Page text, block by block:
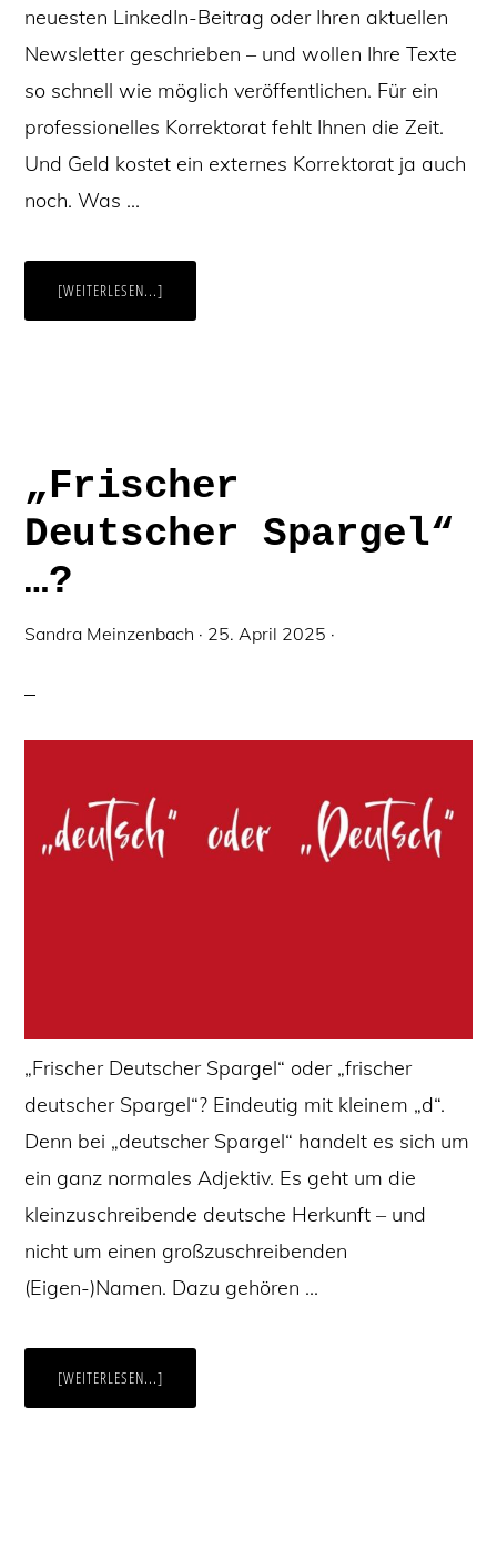
neuesten LinkedIn-Beitrag oder Ihren aktuellen
Newsletter geschrieben – und wollen Ihre Texte
so schnell wie möglich veröffentlichen. Für ein
professionelles Korrektorat fehlt Ihnen die Zeit.
Und Geld kostet ein externes Korrektorat ja auch
noch. Was …
[WEITERLESEN...]
KORRIGIEREN:
„Frischer
Deutscher Spargel“
…?
Sandra Meinzenbach · 25. April 2025 ·
„Frischer Deutscher Spargel“ oder „frischer
deutscher Spargel“? Eindeutig mit kleinem „d“.
Denn bei „deutscher Spargel“ handelt es sich um
ein ganz normales Adjektiv. Es geht um die
kleinzuschreibende deutsche Herkunft – und
nicht um einen großzuschreibenden
(Eigen-)Namen. Dazu gehören …
[WEITERLESEN...]
SPARGEL“